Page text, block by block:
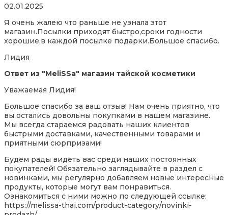
Rated
out
of
5
02.01.2025
Я очень жалею что раньше не узнала этот
магазин.Посылки приходят быстро,сроки годности
хорошие,в каждой посылке подарки.Большое спасибо.
Лидия
Ответ из "MeliSSa" магазин тайской косметики
Уважаемая Лидия!
Большое спасибо за ваш отзыв! Нам очень приятно, что
вы остались довольны покупками в нашем магазине.
Мы всегда стараемся радовать наших клиентов
быстрыми доставками, качественными товарами и
приятными сюрпризами!
Будем рады видеть вас среди наших постоянных
покупателей! Обязательно заглядывайте в раздел с
новинками, мы регулярно добавляем новые интересные
продукты, которые могут вам понравиться.
Ознакомиться с ними можно по следующей ссылке:
https://melissa-thai.com/product-category/novinki-